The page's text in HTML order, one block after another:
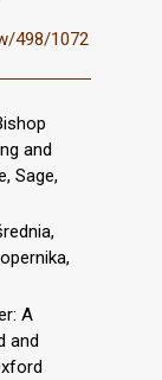
498/1072
and
Sage,
A
and